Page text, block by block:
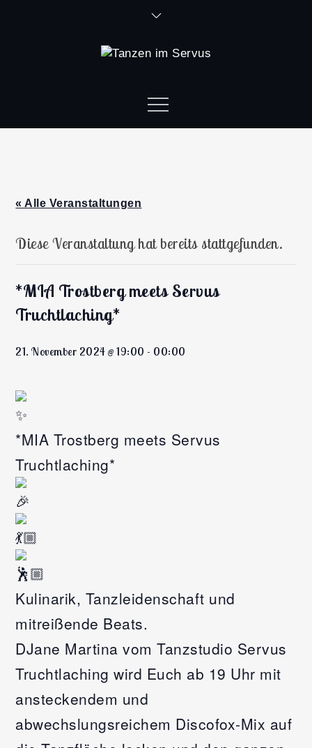
« Alle Veranstaltungen
Diese Veranstaltung hat bereits stattgefunden.
*MIA Trostberg meets Servus
Truchtlaching*
21. November 2024 @ 19:00 - 00:00
*MIA Trostberg meets Servus
Truchtlaching*
Kulinarik, Tanzleidenschaft und
mitreißende Beats.
DJane Martina vom Tanzstudio Servus
Truchtlaching wird Euch ab 19 Uhr mit
ansteckendem und
abwechslungsreichem Discofox-Mix auf